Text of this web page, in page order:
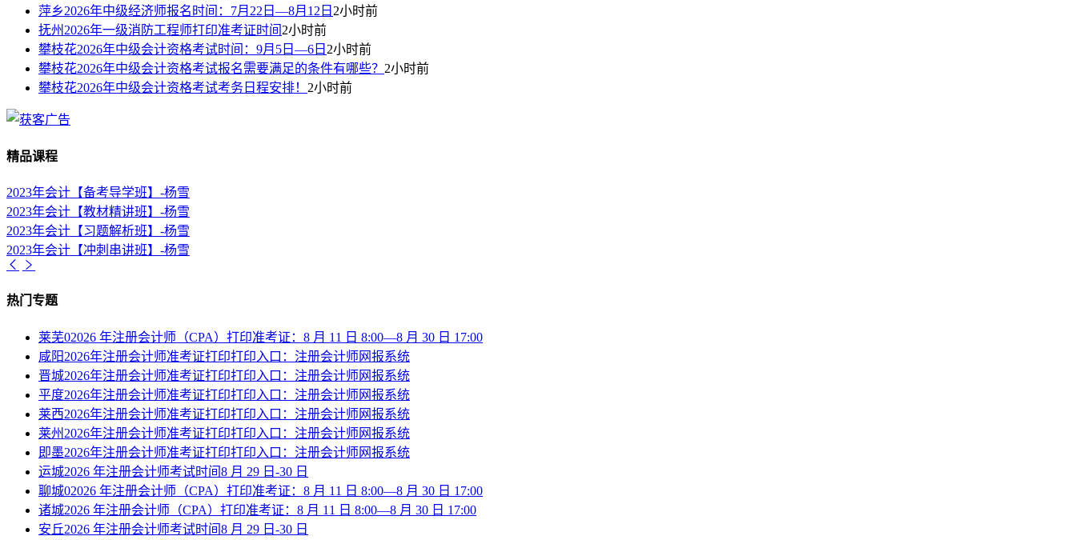
萍乡2026年中级经济师报名时间：7月22日—8月12日 2小时前
抚州2026年一级消防工程师打印准考证时间2小时前
攀枝花2026年中级会计资格考试时间：9月5日—6日 2小时前
攀枝花2026年中级会计资格考试报名需要满足的条件有哪些？ 2小时前
攀枝花2026年中级会计资格考试考务日程安排！ 2小时前
精品课程
2023年会计【备考导学班】-杨雪
2023年会计【教材精讲班】-杨雪
2023年会计【习题解析班】-杨雪
2023年会计【冲刺串讲班】-杨雪
热门专题
莱芜02026 年注册会计师（CPA）打印准考证：8 月 11 日 8:00—8 月 30 日 17:00
咸阳2026年注册会计师准考证打印打印入口：注册会计师网报系统
晋城2026年注册会计师准考证打印打印入口：注册会计师网报系统
平度2026年注册会计师准考证打印打印入口：注册会计师网报系统
莱西2026年注册会计师准考证打印打印入口：注册会计师网报系统
莱州2026年注册会计师准考证打印打印入口：注册会计师网报系统
即墨2026年注册会计师准考证打印打印入口：注册会计师网报系统
运城2026 年注册会计师考试时间8 月 29 日-30 日
聊城02026 年注册会计师（CPA）打印准考证：8 月 11 日 8:00—8 月 30 日 17:00
诸城2026 年注册会计师（CPA）打印准考证：8 月 11 日 8:00—8 月 30 日 17:00
安丘2026 年注册会计师考试时间8 月 29 日-30 日